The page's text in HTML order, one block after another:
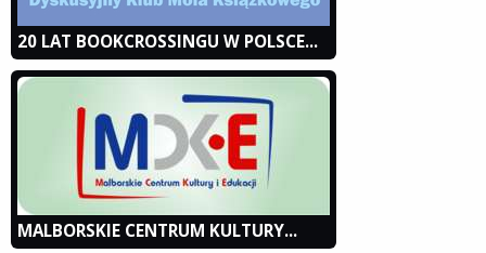
20 LAT BOOKCROSSINGU W POLSCE...
MALBORSKIE CENTRUM KULTURY...